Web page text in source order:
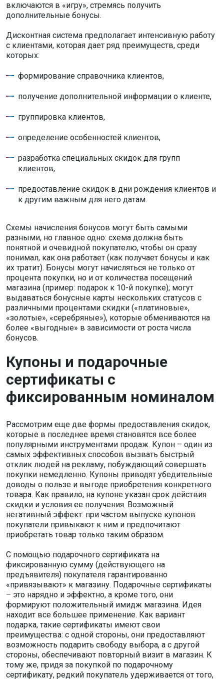
включаются в «игру», стремясь получить
дополнительные бонусы.
Дисконтная система предполагает интенсивную работу
с клиентами, которая дает ряд преимуществ, среди
которых:
формирование справочника клиентов,
получение дополнительной информации о клиенте,
группировка клиентов,
определение особенностей клиентов,
разработка специальных скидок для групп
клиентов,
предоставление скидок в дни рождения клиентов и
к другим важным для него датам.
Схемы начисления бонусов могут быть самыми
разными, но главное одно: схема должна быть
понятной и очевидной покупателю, чтобы он сразу
понимал, как она работает (как получает бонусы и как
их тратит). Бонусы могут начисляться не только от
процента покупки, но и от количества посещений
магазина (пример: подарок к 10-й покупке); могут
выдаваться бонусные карты нескольких статусов с
различными процентами скидки («платиновые»,
«золотые», «серебряные»), которые обмениваются на
более «выгодные» в зависимости от роста числа
бонусов.
Купоны и подарочные
сертификаты с
фиксированным номиналом
Рассмотрим еще две формы предоставления скидок,
которые в последнее время становятся все более
популярными инструментами продаж. Купон – один из
самых эффективных способов вызвать быстрый
отклик людей на рекламу, побуждающий совершать
покупки немедленно. Купоны приводят убедительные
доводы о пользе и выгоде приобретения конкретного
товара. Как правило, на купоне указан срок действия
скидки и условия ее получения. Возможный
негативный эффект: при частом выпуске купонов
покупатели привыкают к ним и предпочитают
приобретать товар только таким образом.
С помощью подарочного сертификата на
фиксированную сумму (действующего на
предъявителя) покупателя гарантированно
«привязывают» к магазину. Подарочные сертификаты
– это нарядно и эффектно, а кроме того, они
формируют положительный имидж магазина. Идея
находит все большее применение. Как вариант
подарка, такие сертификаты имеют свои
преимущества: с одной стороны, они предоставляют
возможность подарить свободу выбора, а с другой
стороны, обеспечивают повторный визит в магазин. К
тому же, придя за покупкой по подарочному
сертификату, редкий покупатель удерживается от того,